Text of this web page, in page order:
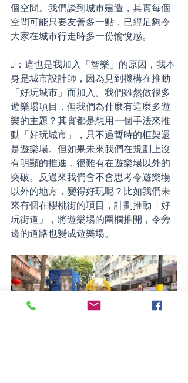
個空間。我們談到城市建造，其實每個
空間可能只要友善多一點，已經足夠令
大家在城市行走時多一份愉悅感。
J：這也是我加入「智樂」的原因，我本
身是城市設計師，因為見到機構在推動
「好玩城市」而加入。我們雖然做很多
遊樂場項目，但我們為什麼有這麼多遊
樂的主題？其實都是想用一個手法來推
動「好玩城市」，只不過暫時的框架還
是遊樂場。但如果未來我們在規劃上沒
有明顯的推進，很難有在遊樂場以外的
突破。反過來我們會不會思考令遊樂場
以外的地方，變得好玩呢？比如我們未
來有個在櫻桃街的項目，計劃推動「好
玩街道」，將遊樂場的圍欄推開，令旁
邊的道路也變成遊樂場。